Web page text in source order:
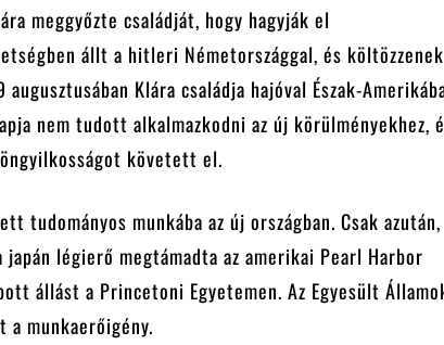
meggyőzte családját, hogy hagyják el
állt a hitleri Németországgal, és költözzenek
Klára családja hajóval Észak-
nem tudott alkalmazkodni az új körülményekhez,
követett el.
tudományos munkába az új országban. Csak azután,
japán légierő megtámadta az amerikai Pearl Harbor
állást a Princetoni Egyetemen. Az Egyesült
a munkaerőigény.